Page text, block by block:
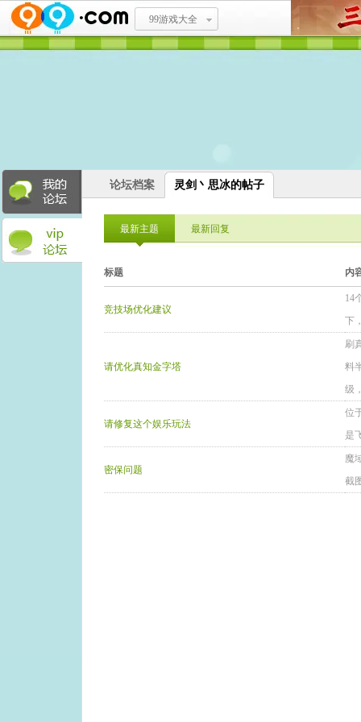
99游戏大全
论坛档案 灵剑丶思冰的帖子
最新主题 最新回复
标题 内
竞技场优化建议
14
下
请优化真知金字塔
刷
料
级
请修复这个娱乐玩法
位
是
密保问题
魔
截